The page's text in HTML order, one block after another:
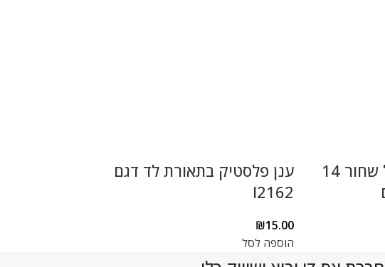
כלי מתכת רשת עגול שחור 14
ענן פלסטיק בתאורת לד דגם
I2162
₪15.00
הוספה לסל